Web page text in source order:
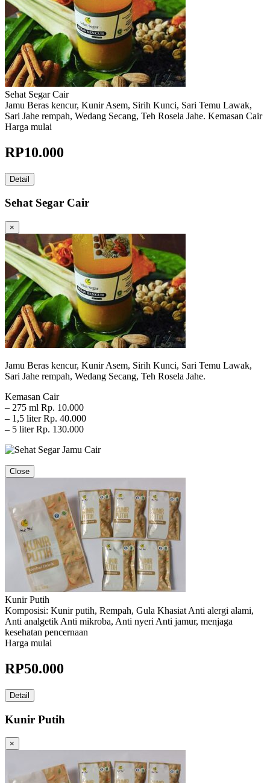
Sehat Segar Cair
Jamu Beras kencur, Kunir Asem, Sirih Kunci, Sari Temu Lawak,
Sari Jahe rempah, Wedang Secang, Teh Rosela Jahe. Kemasan Cair
Harga mulai
RP10.000
Detail
Sehat Segar Cair
×
Jamu Beras kencur, Kunir Asem, Sirih Kunci, Sari Temu Lawak,
Sari Jahe rempah, Wedang Secang, Teh Rosela Jahe.
Kemasan Cair
– 275 ml Rp. 10.000
– 1,5 liter Rp. 40.000
– 5 liter Rp. 130.000
Close
Kunir Putih
Komposisi: Kunir putih, Rempah, Gula Khasiat Anti alergi alami,
Anti analgetik Anti mikroba, Anti nyeri Anti jamur, menjaga
kesehatan pencernaan
Harga mulai
RP50.000
Detail
Kunir Putih
×